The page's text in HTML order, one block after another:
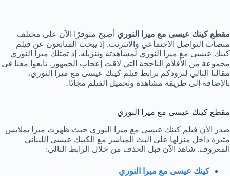
مقطع كينك عيسى مع ميرا النوري أصبح متوفرًا الآن على مختلف
منصات التواصل الاجتماعي والانترنت. إذ يبحث المتابعون عن فيلم
كينك عيسى مع ميرا النوري لمشاهدته وتنزيله. إذ تمتلك ميرا النوري
مجموعة من الأفلام الناجحة التي لاقت إعجاب الجمهور. تابعوا معنا في
مقالنا التالي لنزودكم برابط فيلم كينك عيسى مع ميرا النوري،
بالإضافة إلى طريقة مشاهدة وتحميل الفيلم مجانًا.
مقطع كينك عيسى مع ميرا النوري
صدر الآن فيلم كينك عيسى مع ميرا النوري حيث ظهرت ميرا بملابس
مثيرة داخل منزلها على البث المباشر مع الكينك عيسى اللبناني
المعروف. شاهد الآن قبل الحذف من خلال الرابط التالي:
كينك عيسى مع ميرا النوري